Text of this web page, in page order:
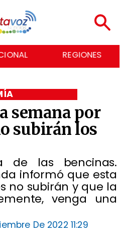
REGIONES ECONOMÍA
semana por
subirán los
de las bencinas.
informó que esta
no subirán y que la
venga una
De 2022 11:29